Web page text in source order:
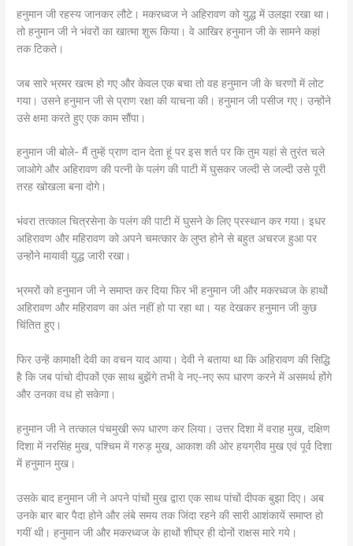
हनुमान जी रहस्य जानकर लौटे। मकरध्वज ने अहिरावण को युद्ध में उलझा रखा था।
तो हनुमान जी ने भंवरों का खात्मा शुरू किया। वे आखिर हनुमान जी के सामने कहां
तक टिकते।
जब सारे भ्रमर खत्म हो गए और केवल एक बचा तो वह हनुमान जी के चरणों में लोट
गया। उसने हनुमान जी से प्राण रक्षा की याचना की। हनुमान जी पसीज गए। उन्होंने
उसे क्षमा करते हुए एक काम सौंपा।
हनुमान जी बोले- मैं तुम्हें प्राण दान देता हूं पर इस शर्त पर कि तुम यहां से तुरंत चले
जाओगे और अहिरावण की पत्नी के पलंग की पाटी में घुसकर जल्दी से जल्दी उसे पूरी
तरह खोखला बना दोगे।
भंवरा तत्काल चित्रसेना के पलंग की पाटी में घुसने के लिए प्रस्थान कर गया। इधर
अहिरावण और महिरावण को अपने चमत्कार के लुप्त होने से बहुत अचरज हुआ पर
उन्होंने मायावी युद्ध जारी रखा।
भ्रमरों को हनुमान जी ने समाप्त कर दिया फिर भी हनुमान जी और मकरध्वज के हाथों
अहिरावण और महिरावण का अंत नहीं हो पा रहा था। यह देखकर हनुमान जी कुछ
चिंतित हुए।
फिर उन्हें कामाक्षी देवी का वचन याद आया। देवी ने बताया था कि अहिरावण की सिद्धि
है कि जब पांचो दीपकों एक साथ बुझेंगे तभी वे नए-नए रूप धारण करने में असमर्थ होंगे
और उनका वध हो सकेगा।
हनुमान जी ने तत्काल पंचमुखी रूप धारण कर लिया। उत्तर दिशा में वराह मुख, दक्षिण
दिशा में नरसिंह मुख, पश्चिम में गरुड़ मुख, आकाश की ओर हयग्रीव मुख एवं पूर्व दिशा
में हनुमान मुख।
उसके बाद हनुमान जी ने अपने पांचों मुख द्वारा एक साथ पांचों दीपक बुझा दिए। अब
उनके बार बार पैदा होने और लंबे समय तक जिंदा रहने की सारी आशंकायें समाप्त हो
गयीं थी। हनुमान जी और मकरध्वज के हाथों शीघ्र ही दोनों राक्षस मारे गये।